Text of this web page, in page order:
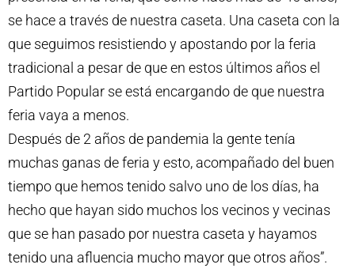
se hace a través de nuestra caseta. Una caseta con la
que seguimos resistiendo y apostando por la feria
tradicional a pesar de que en estos últimos años el
Partido Popular se está encargando de que nuestra
feria vaya a menos.
Después de 2 años de pandemia la gente tenía
muchas ganas de feria y esto, acompañado del buen
tiempo que hemos tenido salvo uno de los días, ha
hecho que hayan sido muchos los vecinos y vecinas
que se han pasado por nuestra caseta y hayamos
tenido una afluencia mucho mayor que otros años”.